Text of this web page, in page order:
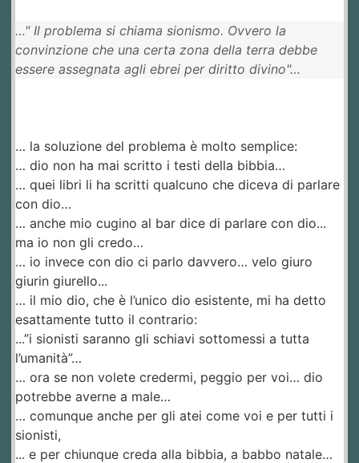
…" Il problema si chiama sionismo. Ovvero la
convinzione che una certa zona della terra debbe
essere assegnata agli ebrei per diritto divino"…
… la soluzione del problema è molto semplice:
… dio non ha mai scritto i testi della bibbia…
… quei libri li ha scritti qualcuno che diceva di parlare
con dio…
… anche mio cugino al bar dice di parlare con dio...
ma io non gli credo…
… io invece con dio ci parlo davvero… velo giuro
giurin giurello...
… il mio dio, che è l’unico dio esistente, mi ha detto
esattamente tutto il contrario:
...”i sionisti saranno gli schiavi sottomessi a tutta
l’umanità”…
… ora se non volete credermi, peggio per voi… dio
potrebbe averne a male…
… comunque anche per gli atei come voi e per tutti i
sionisti,
... e per chiunque creda alla bibbia, a babbo natale…